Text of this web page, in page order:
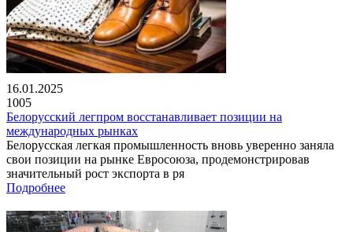
16.01.2025
1005
Белорусский легпром восстанавливает позиции на
международных рынках
Белорусская легкая промышленность вновь уверенно заняла
свои позиции на рынке Евросоюза, продемонстрировав
значительный рост экспорта в ря
Подробнее